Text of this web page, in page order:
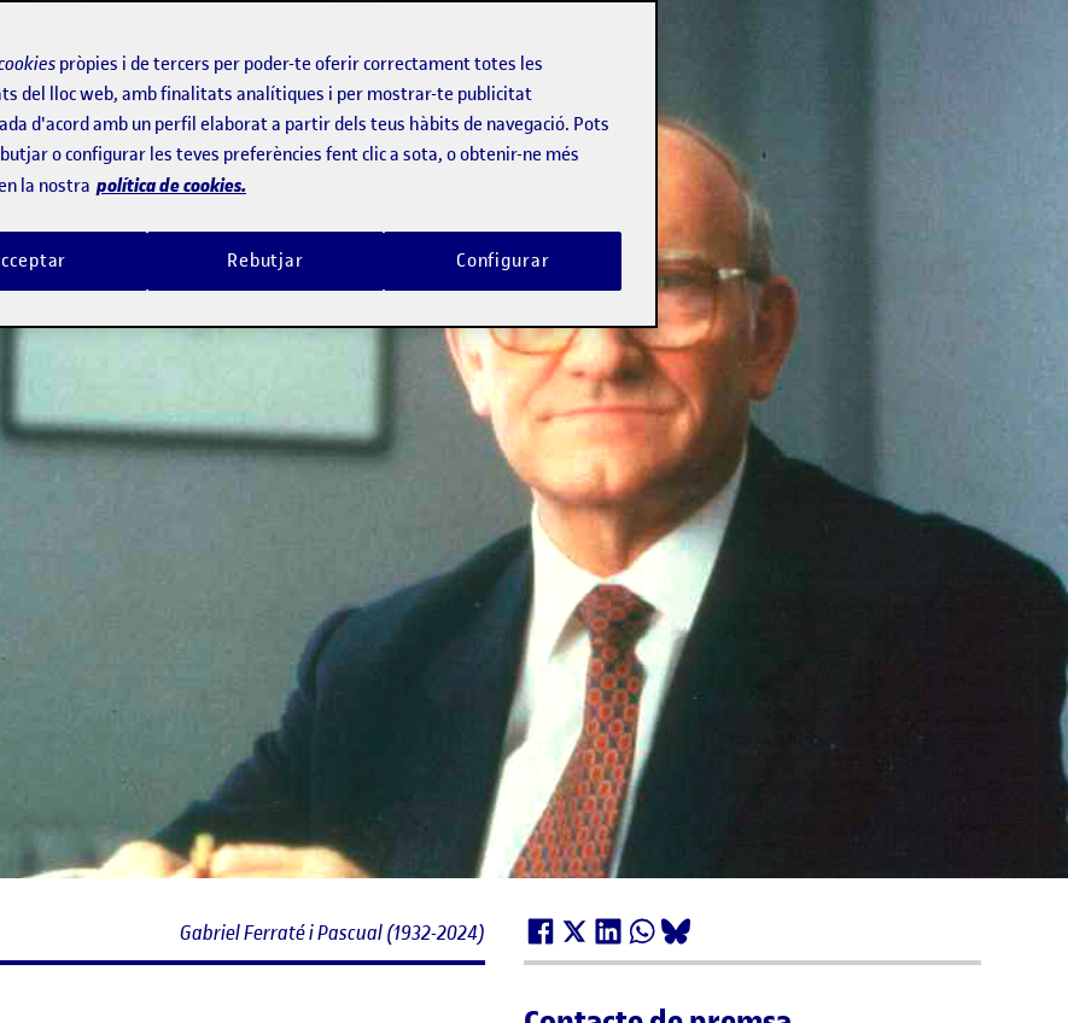
Gabriel Ferraté i Pascual (1932-2024)
pròpies i de tercers per poder-te oferir correctament totes les
del lloc web, amb finalitats analítiques i per mostrar-te publicitat
d'acord amb un perfil elaborat a partir dels teus hàbits de navegació. Pots
o configurar les teves preferències fent clic a sota, o obtenir-ne més
la nostra política de cookies.
Rebutjar Configurar